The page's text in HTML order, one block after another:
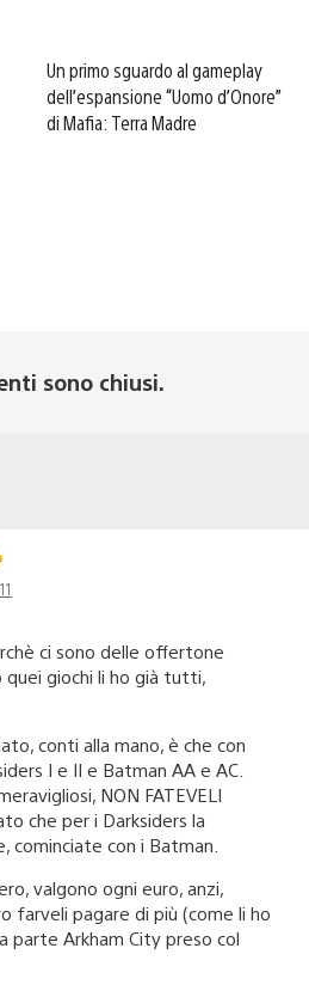
Un primo sguardo al gameplay
dell’espansione “Uomo d’Onore”
di Mafia: Terra Madre
sono chiusi.
ci sono delle offertone
giochi li ho già tutti,
conti alla mano, è che con
I e II e Batman AA e AC.
NON FATEVELI
che per i Darksiders la
cominciate con i Batman.
valgono ogni euro, anzi,
farveli pagare di più (come li ho
parte Arkham City preso col